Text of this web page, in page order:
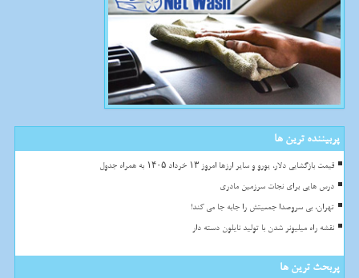
پربیننده ترین ها
قیمت بازگشایی دلار، یورو و سایر ارزها امروز ۱۳ خرداد ۱۴۰۵ به همراه جدول
درس هایی برای نجات سرزمین مادری
تهران، بی سروصدا جمعیتش را جابه جا می کند!
نقشه راه میلیونر شدن با تولید نایلون دسته دار
پربحث ترین ها